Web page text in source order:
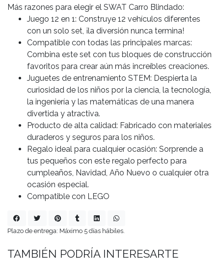
Más razones para elegir el SWAT Carro Blindado:
Juego 12 en 1: Construye 12 vehículos diferentes
con un solo set, ¡la diversión nunca termina!
Compatible con todas las principales marcas:
Combina este set con tus bloques de construcción
favoritos para crear aún más increíbles creaciones.
Juguetes de entrenamiento STEM: Despierta la
curiosidad de los niños por la ciencia, la tecnología,
la ingeniería y las matemáticas de una manera
divertida y atractiva.
Producto de alta calidad: Fabricado con materiales
duraderos y seguros para los niños.
Regalo ideal para cualquier ocasión: Sorprende a
tus pequeños con este regalo perfecto para
cumpleaños, Navidad, Año Nuevo o cualquier otra
ocasión especial.
Compatible con LEGO
Plazo de entrega: Máximo 5 días hábiles.
TAMBIÉN PODRÍA INTERESARTE